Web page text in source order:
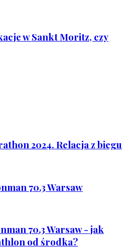
w Sankt Moritz, czy
2024. Relacja z biegu
70.3 Warsaw
70.3 Warsaw - jak
od środka?